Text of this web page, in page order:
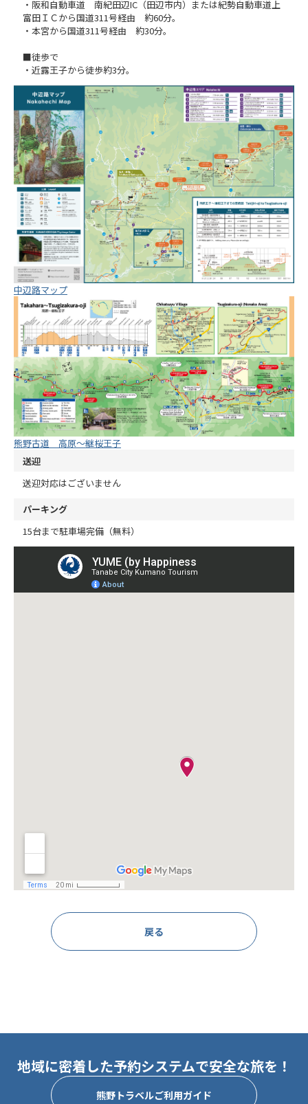
・阪和自動車道 南紀田辺IC（田辺市内）または紀勢自動車道上
富田ＩＣから国道311号経由 約60分。
・本宮から国道311号経由 約30分。
■徒歩で
・近露王子から徒歩約3分。
中辺路マップ
熊野古道 高原～継桜王子
送迎
送迎対応はございません
パーキング
15台まで駐車場完備（無料）
戻る
地域に密着した予約システムで安全な旅を！
熊野トラベルご利用ガイド